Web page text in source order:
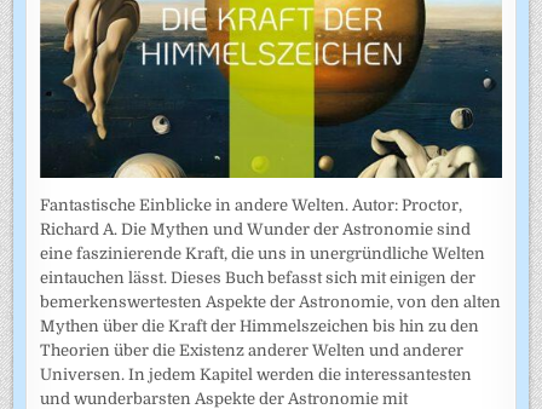
Fantastische Einblicke in andere Welten. Autor: Proctor,
Richard A. Die Mythen und Wunder der Astronomie sind
eine faszinierende Kraft, die uns in unergründliche Welten
eintauchen lässt. Dieses Buch befasst sich mit einigen der
bemerkenswertesten Aspekte der Astronomie, von den alten
Mythen über die Kraft der Himmelszeichen bis hin zu den
Theorien über die Existenz anderer Welten und anderer
Universen. In jedem Kapitel werden die interessantesten
und wunderbarsten Aspekte der Astronomie mit